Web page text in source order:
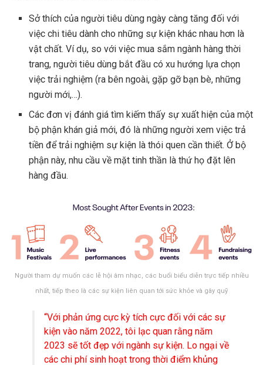
Sở thích của người tiêu dùng ngày càng tăng đối với
việc chi tiêu dành cho những sự kiện khác nhau hơn là
vật chất. Ví dụ, so với việc mua sắm ngành hàng thời
trang, người tiêu dùng bắt đầu có xu hướng lựa chọn
việc trải nghiệm (ra bên ngoài, gặp gỡ bạn bè, những
người mới,…).
Các đơn vị đánh giá tìm kiếm thấy sự xuất hiện của một
bộ phận khán giả mới, đó là những người xem việc trả
tiền để trải nghiệm sự kiện là thói quen cần thiết. Ở bộ
phận này, nhu cầu về mặt tinh thần là thứ họ đặt lên
hàng đầu.
Người tham dự muốn các lễ hội âm nhạc, các buổi biểu diễn trực tiếp nhiều
nhất, tiếp theo là các sự kiện liên quan tới sức khỏe và gây quỹ
“Với phản ứng cực kỳ tích cực đối với các sự
kiện vào năm 2022, tôi lạc quan rằng năm
2023 sẽ tốt đẹp với ngành sự kiện. Lo ngại về
các chi phí sinh hoạt trong thời điểm khủng